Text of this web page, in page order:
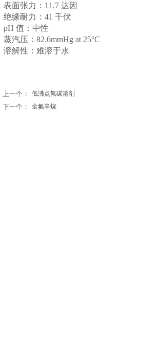
表面张力：11.7 达因
绝缘耐力：41 千伏
pH 值：中性
蒸汽压：82.6mmHg at 25°C
溶解性：难溶于水
上一个： 低沸点氟碳溶剂
下一个： 全氟辛烷